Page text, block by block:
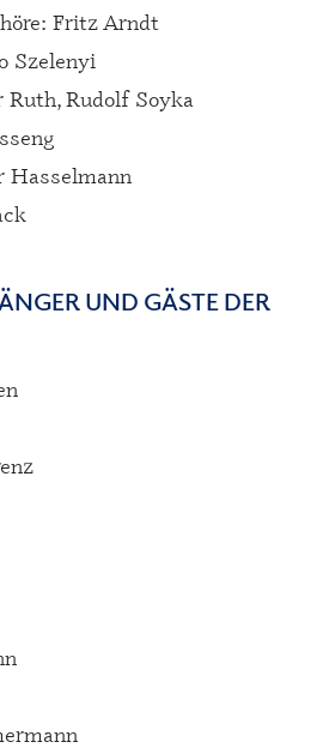
Fritz Arndt
Szelenyi
Ruth, Rudolf Soyka
Hasselmann
UND GÄSTE DER